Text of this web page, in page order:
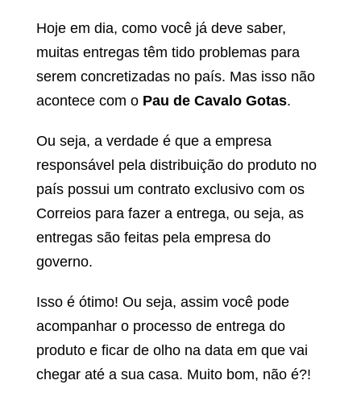
Hoje em dia, como você já deve saber,
muitas entregas têm tido problemas para
serem concretizadas no país. Mas isso não
acontece com o Pau de Cavalo Gotas.
Ou seja, a verdade é que a empresa
responsável pela distribuição do produto no
país possui um contrato exclusivo com os
Correios para fazer a entrega, ou seja, as
entregas são feitas pela empresa do
governo.
Isso é ótimo! Ou seja, assim você pode
acompanhar o processo de entrega do
produto e ficar de olho na data em que vai
chegar até a sua casa. Muito bom, não é?!